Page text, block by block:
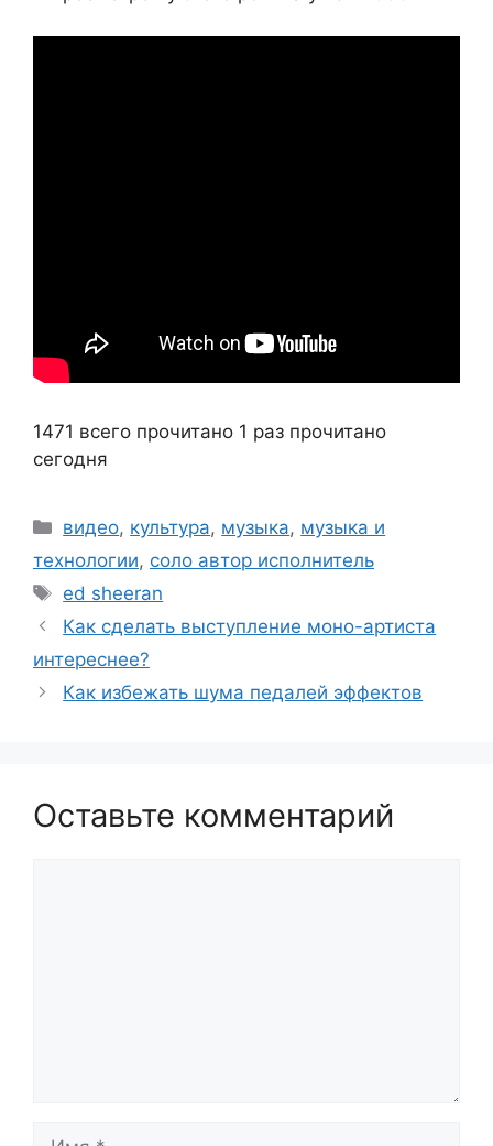
1471 всего прочитано 1 раз прочитано
сегодня
Рубрики
видео, культура, музыка, музыка и
технологии, соло автор исполнитель
Метки
ed sheeran
Как сделать выступление моно-артиста
интереснее?
Как избежать шума педалей эффектов
Оставьте комментарий
Имя